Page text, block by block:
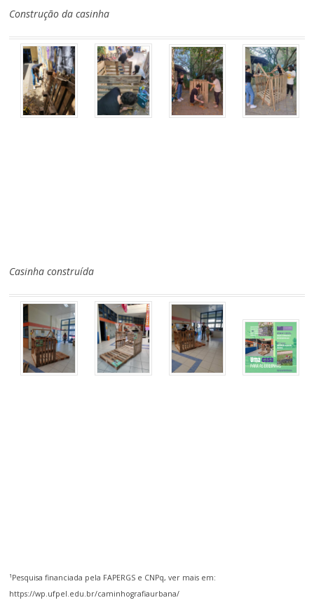
Construção da casinha
Casinha construída
¹Pesquisa financiada pela FAPERGS e CNPq, ver mais em:
https://wp.ufpel.edu.br/caminhografiaurbana/